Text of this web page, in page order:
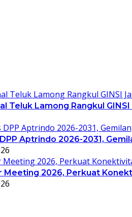
Teluk Lamong Rangkul
Aptrindo 2026-2031,
Meeting 2026, Perkuat